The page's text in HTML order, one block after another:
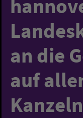
an die
auf